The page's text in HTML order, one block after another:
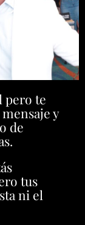
pero te
y
de
tus
ni el